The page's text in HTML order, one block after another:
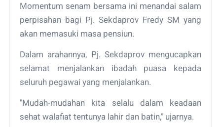
Momentum senam bersama ini menandai salam
perpisahan bagi Pj. Sekdaprov Fredy SM yang
akan memasuki masa pensiun.
Dalam arahannya, Pj. Sekdaprov mengucapkan
selamat menjalankan ibadah puasa kepada
seluruh pegawai yang menjalankan.
"Mudah-mudahan kita selalu dalam keadaan
sehat walafiat tentunya lahir dan batin," ujarnya.